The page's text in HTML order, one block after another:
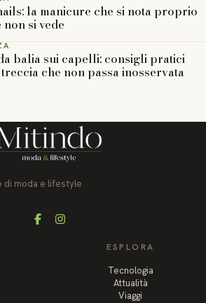
la manicure che si nota proprio
si vede
balia sui capelli: consigli pratici
che non passa inosservata
di moda e lifestyle
FacebookInstagram
ESPLORA
Tecnologia
Attualità
Viaggi